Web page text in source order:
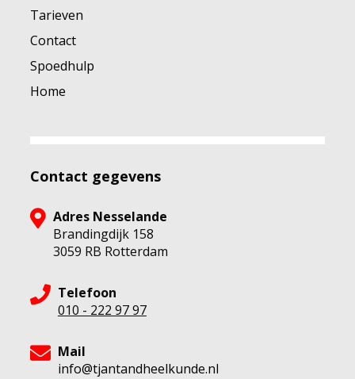
Tarieven
Contact
Spoedhulp
Home
Contact gegevens
Adres Nesselande
Brandingdijk 158
3059 RB Rotterdam
Telefoon
010 - 222 97 97
Mail
info@tjantandheelkunde.nl